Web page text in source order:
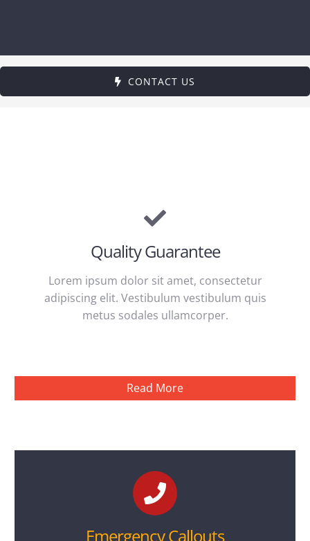
CONTACT US
Quality Guarantee
Lorem ipsum dolor sit amet, consectetur
adipiscing elit. Vestibulum vestibulum quis
metus sodales ullamcorper.
Read More
Emergency Callouts